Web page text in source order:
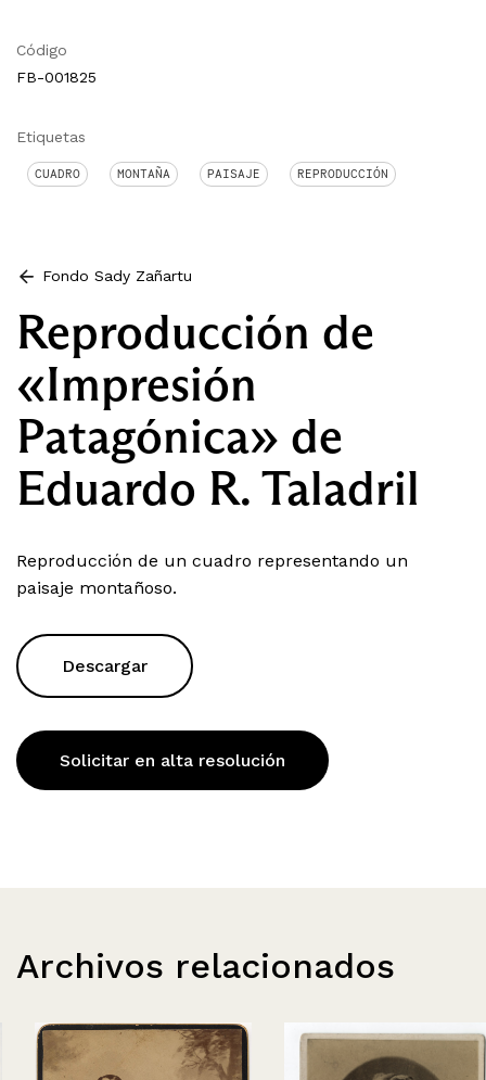
Código
FB-001825
Etiquetas
CUADRO MONTAÑA PAISAJE REPRODUCCIÓN
Fondo Sady Zañartu
Reproducción de
«Impresión
Patagónica» de
Eduardo R. Taladril
Reproducción de un cuadro representando un
paisaje montañoso.
Descargar
Solicitar en alta resolución
Archivos relacionados